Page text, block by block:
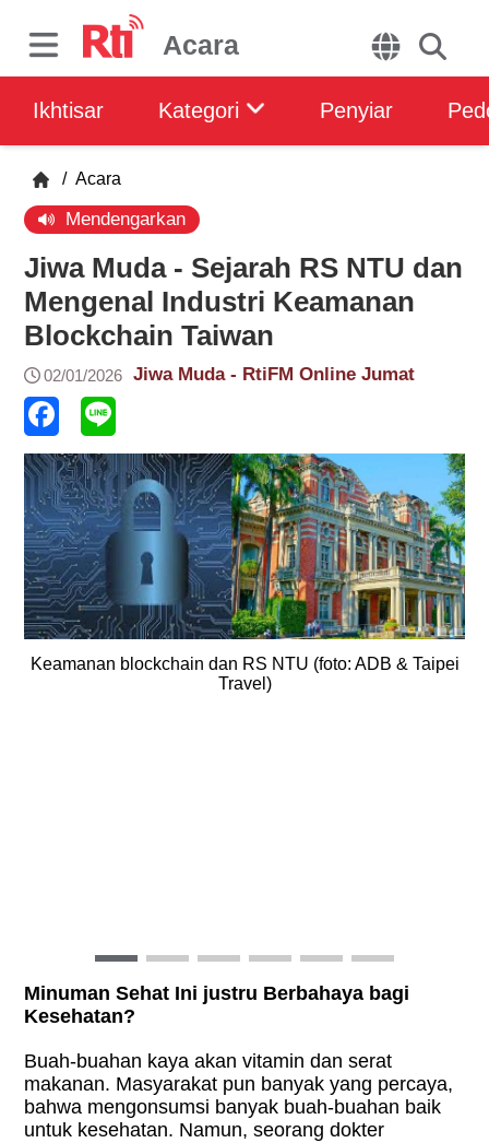
Acara
Ikhtisar Kategori Penyiar
/ Acara
Mendengarkan
Jiwa Muda - Sejarah RS NTU dan
Mengenal Industri Keamanan
Blockchain Taiwan
02/01/2026 Jiwa Muda - RtiFM Online Jumat
Keamanan blockchain dan RS NTU (foto: ADB & Taipei
Travel)
Minuman Sehat Ini justru Berbahaya bagi
Kesehatan?
Buah-buahan kaya akan vitamin dan serat
makanan. Masyarakat pun banyak yang percaya,
bahwa mengonsumsi banyak buah-buahan baik
untuk kesehatan. Namun, seorang dokter